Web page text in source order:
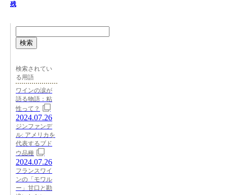
残
検索
検索されてい
る用語
ワインの涙が
語る物語：粘
性って？
2024.07.26
ジンファンデ
ル: アメリカを
代表するブド
ウ品種
2024.07.26
フランスワイ
ンの「モワル
ー」甘口と勘